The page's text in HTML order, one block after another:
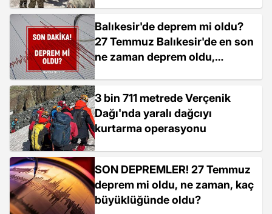
Balıkesir'de deprem mi oldu?
27 Temmuz Balıkesir'de en son
ne zaman deprem oldu,
3 bin 711 metrede Verçenik
Dağı'nda yaralı dağcıyı
kurtarma operasyonu
SON DEPREMLER! 27 Temmuz
deprem mi oldu, ne zaman, kaç
büyüklüğünde oldu?